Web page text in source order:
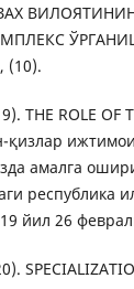
(10).
THE ROLE OF
қизлар
амалга
республика
йил 26